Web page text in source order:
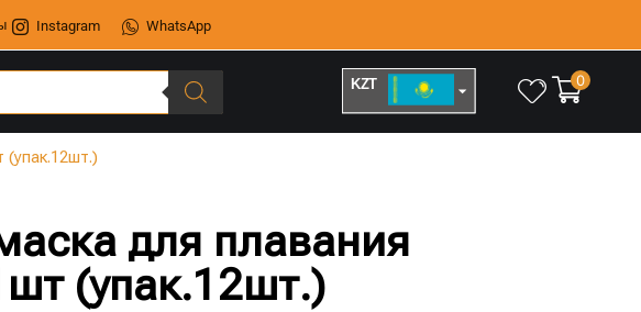
Instagram WhatsApp
KZT 0
для плавания
(упак.12шт.)